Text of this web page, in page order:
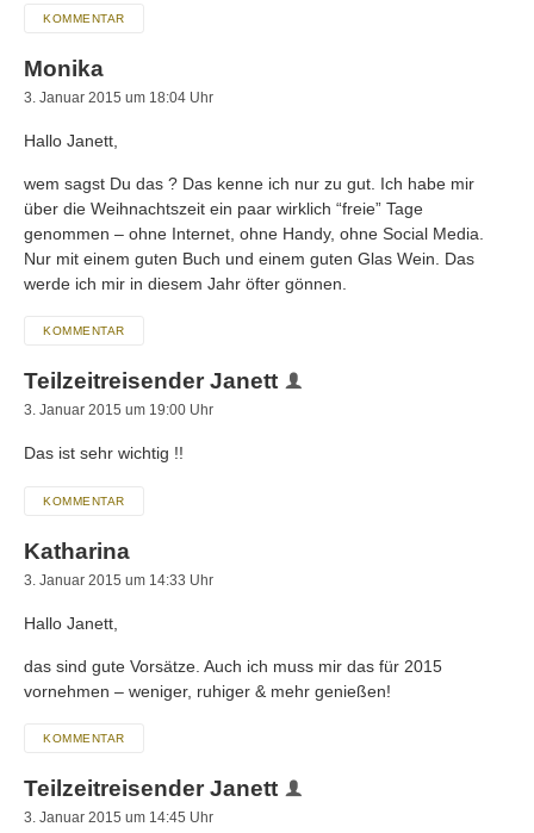
KOMMENTAR
Monika
3. Januar 2015 um 18:04 Uhr
Hallo Janett,
wem sagst Du das ? Das kenne ich nur zu gut. Ich habe mir
über die Weihnachtszeit ein paar wirklich “freie” Tage
genommen – ohne Internet, ohne Handy, ohne Social Media.
Nur mit einem guten Buch und einem guten Glas Wein. Das
werde ich mir in diesem Jahr öfter gönnen.
KOMMENTAR
Teilzeitreisender Janett
3. Januar 2015 um 19:00 Uhr
Das ist sehr wichtig !!
KOMMENTAR
Katharina
3. Januar 2015 um 14:33 Uhr
Hallo Janett,
das sind gute Vorsätze. Auch ich muss mir das für 2015
vornehmen – weniger, ruhiger & mehr genießen!
KOMMENTAR
Teilzeitreisender Janett
3. Januar 2015 um 14:45 Uhr